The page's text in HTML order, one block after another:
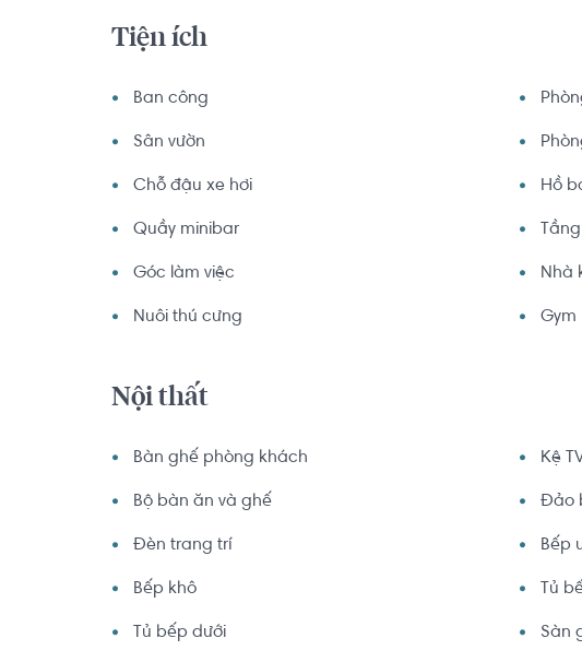
Tiện ích
Ban công
Sân vườn
Chỗ đậu xe hơi Hồ
Quầy minibar
Góc làm việc Nhà
Nuôi thú cưng Gym
Nội thất
Bàn ghế phòng khách Kệ
Bộ bàn ăn và ghế Đảo
Đèn trang trí Bếp
Bếp khô Tủ
Tủ bếp dưới Sàn